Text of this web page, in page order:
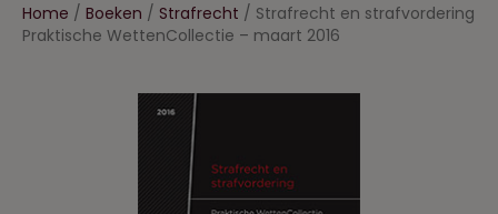
Home / Boeken / Strafrecht / Strafrecht en strafvordering
Praktische WettenCollectie – maart 2016